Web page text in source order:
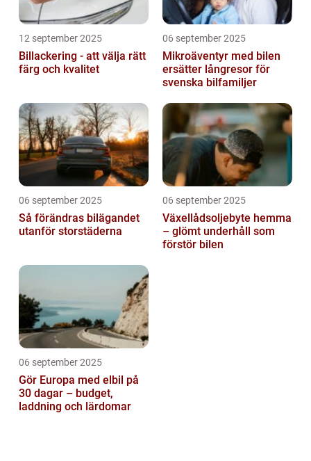
12 september 2025
Billackering - att välja rätt
färg och kvalitet
06 september 2025
Mikroäventyr med bilen
ersätter långresor för
svenska bilfamiljer
06 september 2025
Så förändras bilägandet
utanför storstäderna
06 september 2025
Växellådsoljebyte hemma
– glömt underhåll som
förstör bilen
06 september 2025
Gör Europa med elbil på
30 dagar – budget,
laddning och lärdomar